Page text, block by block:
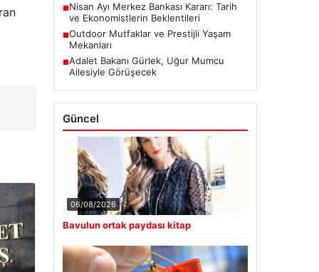
■Nisan Ayı Merkez Bankası Kararı: Tarih
ve Ekonomistlerin Beklentileri
■Outdoor Mutfaklar ve Prestijli Yaşam
Mekanları
■Adalet Bakanı Gürlek, Uğur Mumcu
Ailesiyle Görüşecek
Güncel
06/08/2026
Bavulun ortak paydası kitap